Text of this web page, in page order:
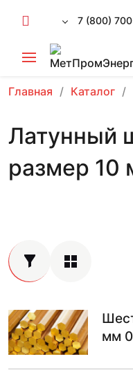
7 (800)
Главная Каталог
Латунный
размер 10
мм